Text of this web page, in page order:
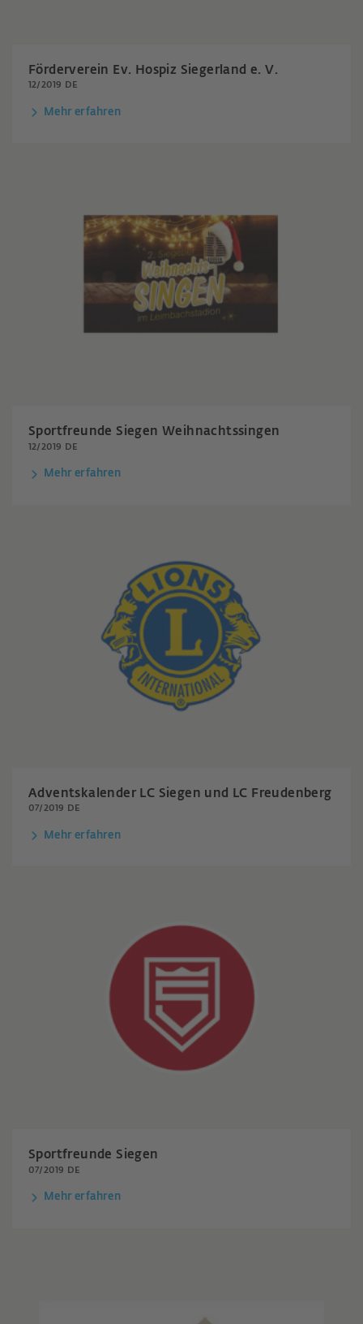
Förderverein Ev. Hospiz Siegerland e. V.
12/2019 DE
Mehr erfahren
Sportfreunde Siegen Weihnachtssingen
12/2019 DE
Mehr erfahren
Adventskalender LC Siegen und LC Freudenberg
07/2019 DE
Mehr erfahren
Sportfreunde Siegen
07/2019 DE
Mehr erfahren